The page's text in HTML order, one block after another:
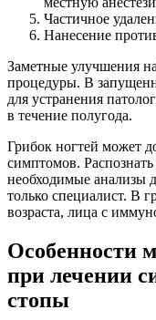
Частичное
Нанесение
Заметные улучшения
процедуры. В
для устранения
в течение полугода.
Грибок ногтей может
симптомов.
необходимые анализы
только специалист. В
возраста, лица с
Особенности
при лечении
стопы